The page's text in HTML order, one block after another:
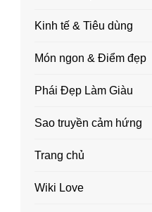
Kinh tế & Tiêu dùng
Món ngon & Điểm đẹp
Phái Đẹp Làm Giàu
Sao truyền cảm hứng
Trang chủ
Wiki Love